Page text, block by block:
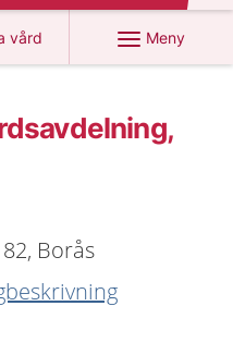
vård
1177.se
Meny
Borås